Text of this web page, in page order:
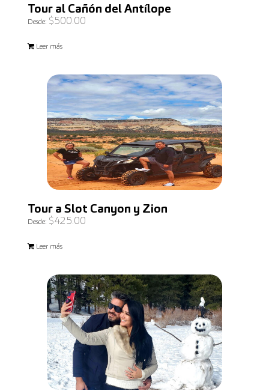
Tour al Cañón del Antílope
Desde: $500.00
Leer más
Tour a Slot Canyon y Zion
Desde: $425.00
Leer más